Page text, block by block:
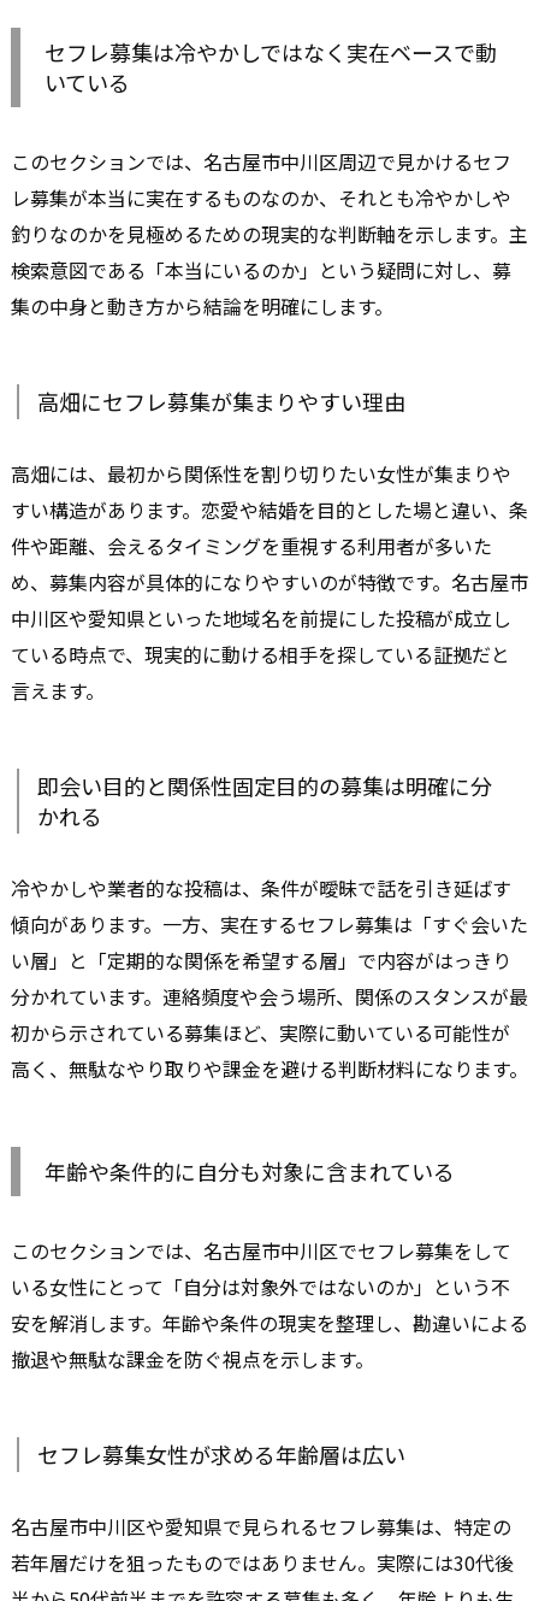
セフレ募集は冷やかしではなく実在ベースで動
いている
このセクションでは、名古屋市中川区周辺で見かけるセフ
レ募集が本当に実在するものなのか、それとも冷やかしや
釣りなのかを見極めるための現実的な判断軸を示します。主
検索意図である「本当にいるのか」という疑問に対し、募
集の中身と動き方から結論を明確にします。
高畑にセフレ募集が集まりやすい理由
高畑には、最初から関係性を割り切りたい女性が集まりや
すい構造があります。恋愛や結婚を目的とした場と違い、条
件や距離、会えるタイミングを重視する利用者が多いた
め、募集内容が具体的になりやすいのが特徴です。名古屋市
中川区や愛知県といった地域名を前提にした投稿が成立し
ている時点で、現実的に動ける相手を探している証拠だと
言えます。
即会い目的と関係性固定目的の募集は明確に分
かれる
冷やかしや業者的な投稿は、条件が曖昧で話を引き延ばす
傾向があります。一方、実在するセフレ募集は「すぐ会いた
い層」と「定期的な関係を希望する層」で内容がはっきり
分かれています。連絡頻度や会う場所、関係のスタンスが最
初から示されている募集ほど、実際に動いている可能性が
高く、無駄なやり取りや課金を避ける判断材料になります。
年齢や条件的に自分も対象に含まれている
このセクションでは、名古屋市中川区でセフレ募集をして
いる女性にとって「自分は対象外ではないのか」という不
安を解消します。年齢や条件の現実を整理し、勘違いによる
撤退や無駄な課金を防ぐ視点を示します。
セフレ募集女性が求める年齢層は広い
名古屋市中川区や愛知県で見られるセフレ募集は、特定の
若年層だけを狙ったものではありません。実際には30代後